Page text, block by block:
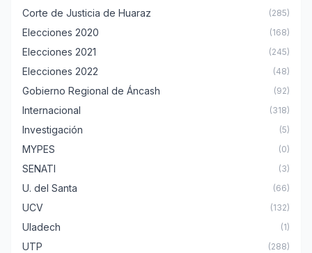
Corte de Justicia de Huaraz (285)
Elecciones 2020 (168)
Elecciones 2021 (245)
Elecciones 2022 (48)
Gobierno Regional de Áncash (92)
Internacional (318)
Investigación (5)
MYPES (0)
SENATI (3)
U. del Santa (66)
UCV (132)
Uladech (1)
UTP (288)